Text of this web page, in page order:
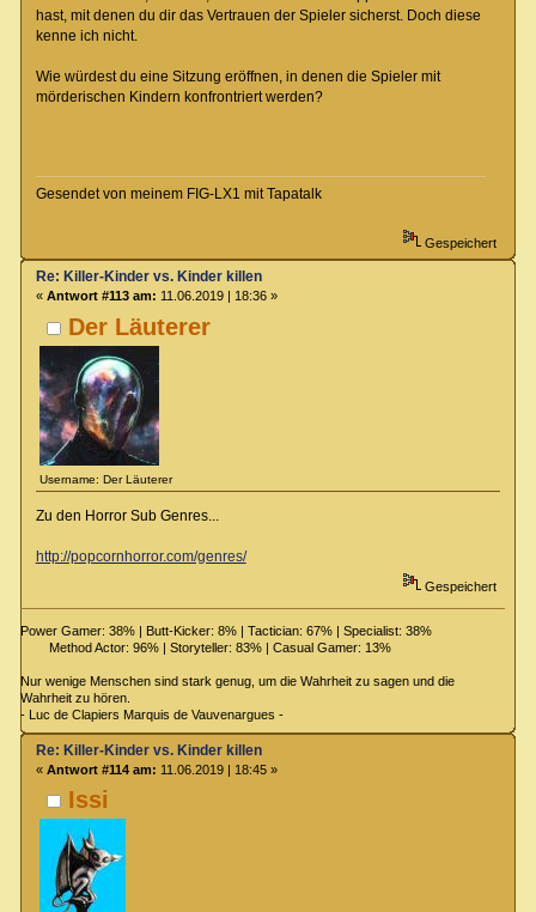
hast, mit denen du dir das Vertrauen der Spieler sicherst. Doch diese
kenne ich nicht.
Wie würdest du eine Sitzung eröffnen, in denen die Spieler mit
mörderischen Kindern konfrontriert werden?
Gesendet von meinem FIG-LX1 mit Tapatalk
Gespeichert
Der Läuterer
Username: Der Läuterer
Re: Killer-Kinder vs. Kinder killen
« Antwort #113 am: 11.06.2019 | 18:36 »
Zu den Horror Sub Genres...
http://popcornhorror.com/genres/
Gespeichert
Power Gamer: 38% | Butt-Kicker: 8% | Tactician: 67% | Specialist: 38%
Method Actor: 96% | Storyteller: 83% | Casual Gamer: 13%
Nur wenige Menschen sind stark genug, um die Wahrheit zu sagen und die
Wahrheit zu hören.
- Luc de Clapiers Marquis de Vauvenargues -
Issi
Re: Killer-Kinder vs. Kinder killen
« Antwort #114 am: 11.06.2019 | 18:45 »